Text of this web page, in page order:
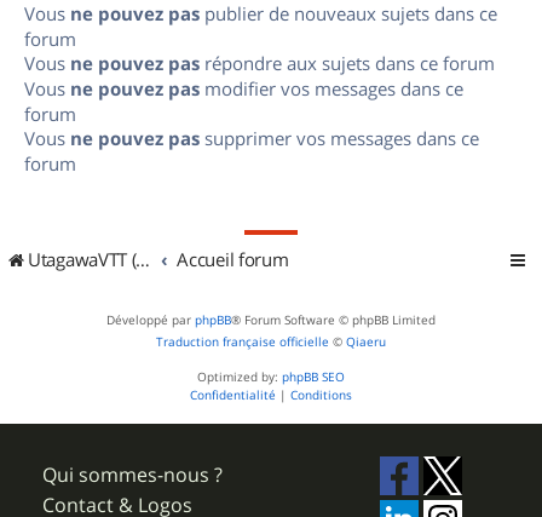
Vous ne pouvez pas publier de nouveaux sujets dans ce
forum
Vous ne pouvez pas répondre aux sujets dans ce forum
Vous ne pouvez pas modifier vos messages dans ce
forum
Vous ne pouvez pas supprimer vos messages dans ce
forum
UtagawaVTT (Randos VTT et VTTAE avec traces GPS) Accueil forum
Développé par phpBB® Forum Software © phpBB Limited
Traduction française officielle © Qiaeru
Optimized by: phpBB SEO
Confidentialité | Conditions
Qui sommes-nous ?
Contact & Logos